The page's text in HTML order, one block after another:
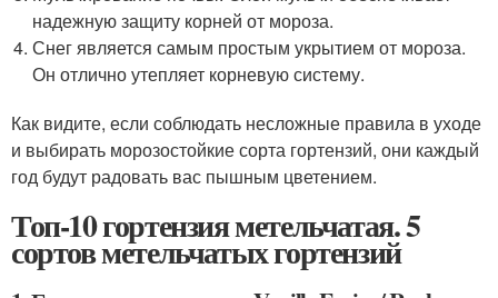
надежную защиту корней от мороза.
Снег является самым простым укрытием от мороза.
Он отлично утепляет корневую систему.
Как видите, если соблюдать несложные правила в уходе
и выбирать морозостойкие сорта гортензий, они каждый
год будут радовать вас пышным цветением.
Топ-10 гортензия метельчатая. 5
сортов метельчатых гортензий